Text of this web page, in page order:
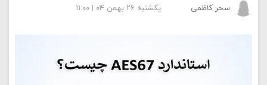
سحر کاظمی یکشنبه ۲۶ بهمن ۰۴ | ۱۱:۰۰